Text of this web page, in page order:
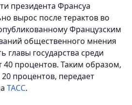
президента Франсуа
вырос после терактов во
Французским
общественного мнения
главы государства среди
40 процентов. Таким образом,
процентов, передает
ТАСС.